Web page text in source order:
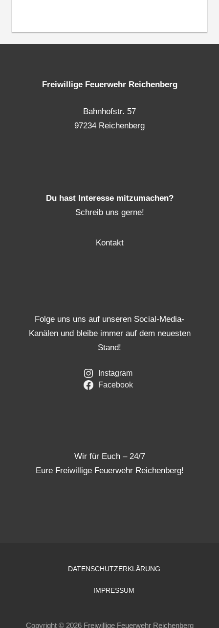
Freiwillige Feuerwehr Reichenberg
Bahnhofstr. 57
97234 Reichenberg
Du hast Interesse mitzumachen?
Schreib uns gerne!
Kontakt
Folge uns uns auf unseren Social-Media-
Kanälen und bleibe immer auf dem neuesten
Stand!
Instagram
Facebook
Wir für Euch – 24/7
Eure Freiwillige Feuerwehr Reichenberg!
DATENSCHUTZERKLÄRUNG
IMPRESSUM
Copyright © 2026 Freiwillige Feuerwehr Reichenberg